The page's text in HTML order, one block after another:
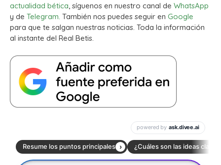
actualidad bética , síguenos en nuestro canal de WhatsApp
y de Telegram. También nos puedes seguir en Google
para que te salgan nuestras noticias. Toda la información
al instante del Real Betis.